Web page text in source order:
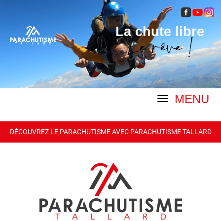
La chute libre
Le rêve !
MENU
DÉCOUVREZ LE PARACHUTISME AVEC PARACHUTISME TALLARD